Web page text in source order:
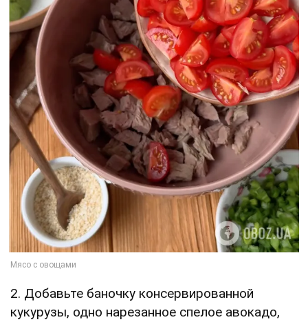
2. Добавьте баночку консервированной
кукурузы, одно нарезанное спелое авокадо,